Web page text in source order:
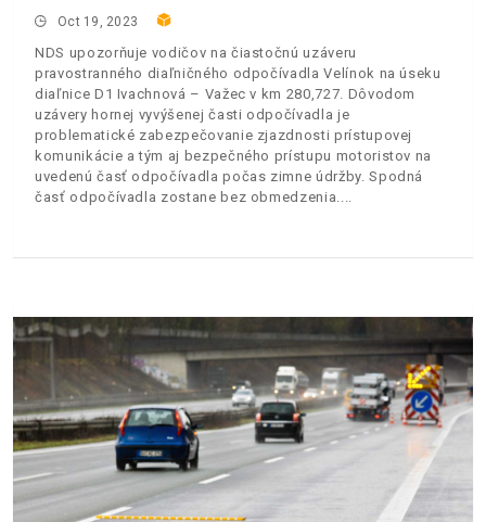
Oct 19, 2023
NDS upozorňuje vodičov na čiastočnú uzáveru
pravostranného diaľničného odpočívadla Velínok na úseku
diaľnice D1 Ivachnová – Važec v km 280,727. Dôvodom
uzávery hornej vyvýšenej časti odpočívadla je
problematické zabezpečovanie zjazdnosti prístupovej
komunikácie a tým aj bezpečného prístupu motoristov na
uvedenú časť odpočívadla počas zimne údržby. Spodná
časť odpočívadla zostane bez obmedzenia.